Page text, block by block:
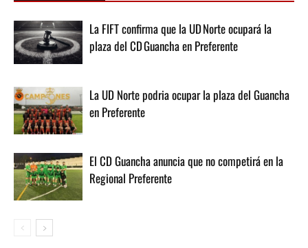
La FIFT confirma que la UD Norte ocupará la
plaza del CD Guancha en Preferente
La UD Norte podria ocupar la plaza del Guancha
en Preferente
El CD Guancha anuncia que no competirá en la
Regional Preferente